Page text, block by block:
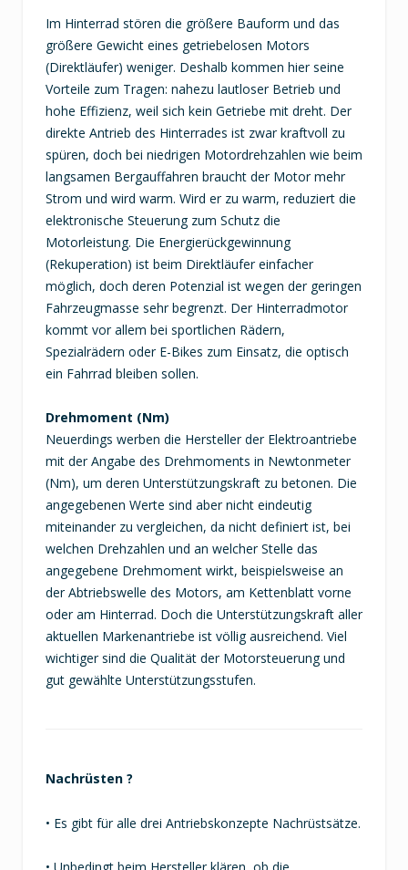
Im Hinterrad stören die größere Bauform und das
größere Gewicht eines getriebelosen Motors
(Direktläufer) weniger. Deshalb kommen hier seine
Vorteile zum Tragen: nahezu lautloser Betrieb und
hohe Effizienz, weil sich kein Getriebe mit dreht. Der
direkte Antrieb des Hinterrades ist zwar kraftvoll zu
spüren, doch bei niedrigen Motordrehzahlen wie beim
langsamen Bergauffahren braucht der Motor mehr
Strom und wird warm. Wird er zu warm, reduziert die
elektronische Steuerung zum Schutz die
Motorleistung. Die Energierückgewinnung
(Rekuperation) ist beim Direktläufer einfacher
möglich, doch deren Potenzial ist wegen der geringen
Fahrzeugmasse sehr begrenzt. Der Hinterradmotor
kommt vor allem bei sportlichen Rädern,
Spezialrädern oder E-Bikes zum Einsatz, die optisch
ein Fahrrad bleiben sollen.
Drehmoment (Nm)
Neuerdings werben die Hersteller der Elektroantriebe
mit der Angabe des Drehmoments in Newtonmeter
(Nm), um deren Unterstützungskraft zu betonen. Die
angegebenen Werte sind aber nicht eindeutig
miteinander zu vergleichen, da nicht definiert ist, bei
welchen Drehzahlen und an welcher Stelle das
angegebene Drehmoment wirkt, beispielsweise an
der Abtriebswelle des Motors, am Kettenblatt vorne
oder am Hinterrad. Doch die Unterstützungskraft aller
aktuellen Markenantriebe ist völlig ausreichend. Viel
wichtiger sind die Qualität der Motorsteuerung und
gut gewählte Unterstützungsstufen.
Nachrüsten ?
• Es gibt für alle drei Antriebskonzepte Nachrüstsätze.